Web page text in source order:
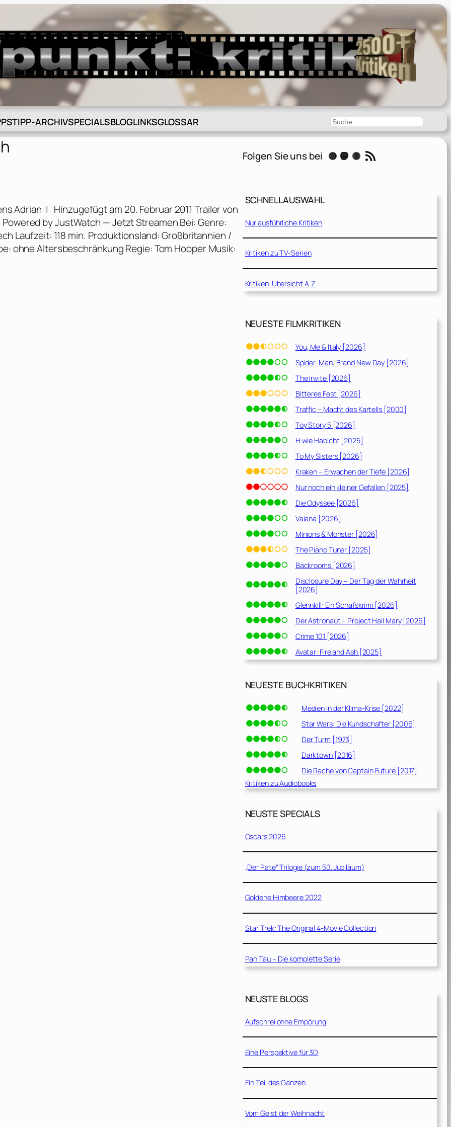
TIPP-ARCHIVSPECIALSBLOGLINKSGLOSSAR Suchen
Adrian | Hinzugefügt am 20. Februar 2011 Trailer von
by JustWatch — Jetzt Streamen Bei: Genre:
Laufzeit: 118 min. Produktionsland: Großbritannien /
ohne Altersbeschränkung Regie: Tom Hooper Musik:
Folgen Sie uns bei Instagram Mastodon Threads RSS-Feed
SCHNELLAUSWAHL
Nur ausführliche Kritiken
Kritiken zu TV-Serien
Kritiken-Übersicht A-Z
NEUESTE FILMKRITIKEN
You, Me & Italy [2026]
Spider-Man: Brand New Day [2026]
The Invite [2026]
Bitteres Fest [2026]
Traffic – Macht des Kartells [2000]
Toy Story 5 [2026]
H wie Habicht [2025]
To My Sisters [2026]
Kraken – Erwachen der Tiefe [2026]
Nur noch ein kleiner Gefallen [2025]
Die Odyssee [2026]
Vaiana [2026]
Minions & Monster [2026]
The Piano Tuner [2025]
Backrooms [2026]
Disclosure Day – Der Tag der Wahrheit
[2026]
Glennkill: Ein Schafskrimi [2026]
Der Astronaut – Project Hail Mary [2026]
Crime 101 [2026]
Avatar: Fire and Ash [2025]
NEUESTE BUCHKRITIKEN
Medien in der Klima-Krise [2022]
Star Wars: Die Kundschafter [2006]
Der Turm [1973]
Darktown [2016]
Die Rache von Captain Future [2017]
Kritiken zu Audiobooks
NEUSTE SPECIALS
Oscars 2026
„Der Pate“ Trilogie (zum 50. Jubiläum)
Goldene Himbeere 2022
Star Trek: The Original 4-Movie Collection
Pan Tau – Die komplette Serie
NEUSTE BLOGS
Aufschrei ohne Empörung
Eine Perspektive für 3D
Ein Teil des Ganzen
Vom Geist der Weihnacht